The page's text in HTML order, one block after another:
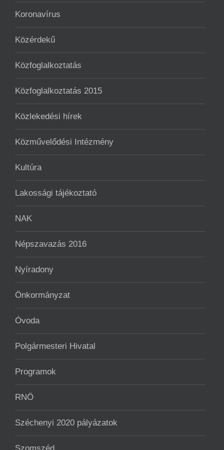
Koronavírus
Közérdekű
Közfoglalkoztatás
Közfoglalkoztatás 2015
Közlekedési hírek
Közművelődési Intézmény
Kultúra
Lakossági tájékoztató
NAK
Népszavazás 2016
Nyíradony
Önkormányzat
Óvoda
Polgármesteri Hivatal
Programok
RNÖ
Széchenyi 2020 pályázatok